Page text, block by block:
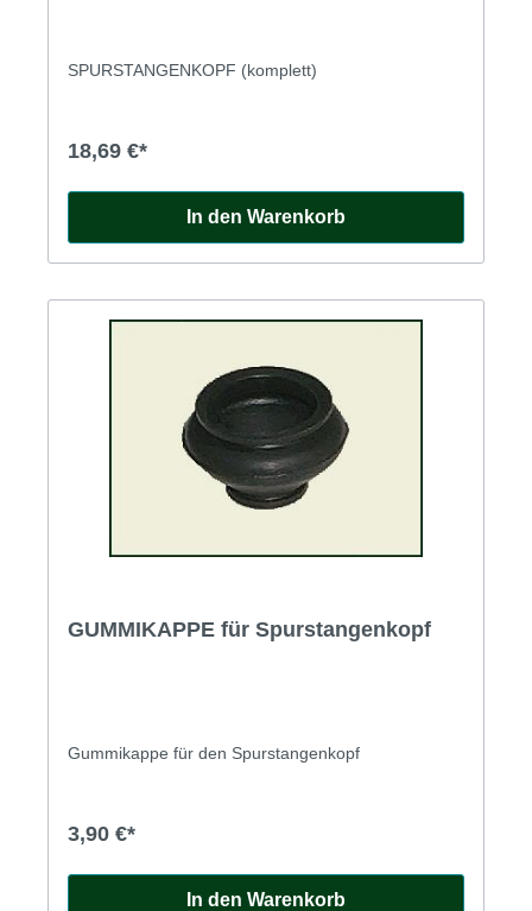
SPURSTANGENKOPF (komplett)
18,69 €*
In den Warenkorb
GUMMIKAPPE für Spurstangenkopf
Gummikappe für den Spurstangenkopf
3,90 €*
In den Warenkorb